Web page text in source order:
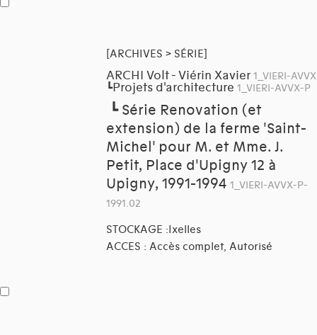
[ARCHIVES > SÉRIE]
ARCHI Volt - Viérin Xavier 1_VIERI-AVVX
┗Projets d'architecture 1_VIERI-AVVX-P
┗ Série Renovation (et
extension) de la ferme 'Saint-
Michel' pour M. et Mme. J.
Petit, Place d'Upigny 12 à
Upigny, 1991-1994 1_VIERI-AVVX-P-
1991.02
STOCKAGE :Ixelles
ACCES : Accès complet, Autorisé